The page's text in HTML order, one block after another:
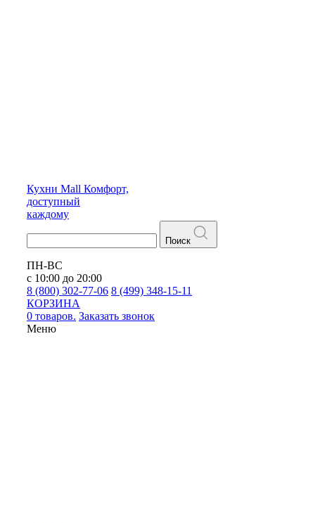
Кухни Mall Комфорт,
доступный
каждому
Поиск
ПН-ВС
с 10:00 до 20:00
8 (800) 302-77-06 8 (499) 348-15-11
КОРЗИНА
0 товаров. Заказать звонок
Меню